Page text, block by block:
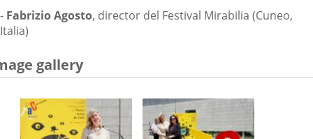
- Fabrizio Agosto, director del Festival Mirabilia (Cuneo,
Italia)
gallery